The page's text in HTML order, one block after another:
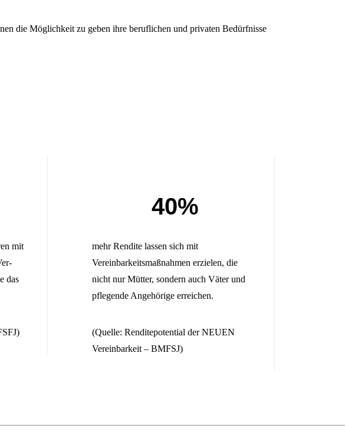
die Möglichkeit zu geben ihre beruflichen und privaten Bedürfnisse
mit
das
40%
mehr Rendite lassen sich mit
Vereinbarkeitsmaßnahmen erzielen, die
nicht nur Mütter, sondern auch Väter und
pflegende Angehörige erreichen.
(Quelle: Renditepotential der NEUEN
Vereinbarkeit – BMFSJ)